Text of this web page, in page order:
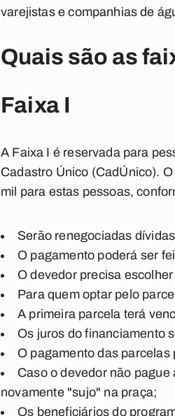
varejistas e companhias de
Quais são as
Faixa I
A Faixa I é reservada para
Cadastro Único (CadÚnico).
mil para estas pessoas,
Serão renegociadas
O pagamento poderá ser
O devedor precisa
Para quem optar pelo
A primeira parcela terá
Os juros do financiamento
O pagamento das
Caso o devedor não
novamente "sujo" na praça;
Os beneficiários do